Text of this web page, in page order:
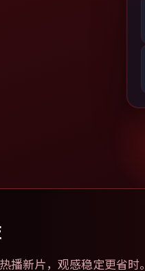
播新片，观感稳定更省时。